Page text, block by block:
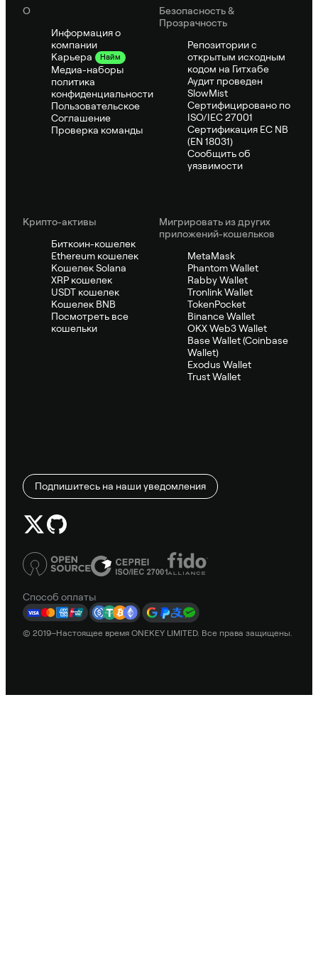
О
Информация о
компании
Карьера
Найм
Медиа-наборы
политика
конфиденциальности
Пользовательское
Соглашение
Проверка команды
Безопасность &
Прозрачность
Репозитории с
открытым исходным
кодом на Гитхабе
Аудит проведен
SlowMist
Сертифицировано по
ISO/IEC 27001
Сертификация ЕС NB
(EN 18031)
Сообщить об
уязвимости
Крипто-активы
Биткоин-кошелек
Ethereum кошелек
Кошелек Solana
XRP кошелек
USDT кошелек
Кошелек BNB
Посмотреть все
кошельки
Мигрировать из других
приложений-кошельков
MetaMask
Phantom Wallet
Rabby Wallet
Tronlink Wallet
TokenPocket
Binance Wallet
OKX Web3 Wallet
Base Wallet (Coinbase
Wallet)
Exodus Wallet
Trust Wallet
Подпишитесь на наши уведомления
Способ оплаты
© 2019–Настоящее время ONEKEY LIMITED. Все права защищены.